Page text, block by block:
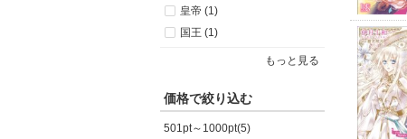
皇帝 (1)
国王 (1)
もっと見る
価格で絞り込む
501pt～1000pt(5)